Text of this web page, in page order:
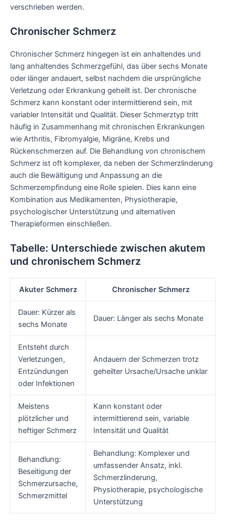
verschrieben werden.
Chronischer Schmerz
Chronischer Schmerz hingegen ist ein anhaltendes und
lang anhaltendes Schmerzgefühl, das über sechs Monate
oder länger andauert, selbst nachdem die ursprüngliche
Verletzung oder Erkrankung geheilt ist. Der chronische
Schmerz kann konstant oder intermittierend sein, mit
variabler Intensität und Qualität. Dieser Schmerztyp tritt
häufig in Zusammenhang mit chronischen Erkrankungen
wie Arthritis, Fibromyalgie, Migräne, Krebs und
Rückenschmerzen auf. Die Behandlung von chronischem
Schmerz ist oft komplexer, da neben der Schmerzlinderung
auch die Bewältigung und Anpassung an die
Schmerzempfindung eine Rolle spielen. Dies kann eine
Kombination aus Medikamenten, Physiotherapie,
psychologischer Unterstützung und alternativen
Therapieformen einschließen.
Tabelle: Unterschiede zwischen akutem
und chronischem Schmerz
Akuter Schmerz Chronischer Schmerz
Dauer: Kürzer als
sechs Monate
Dauer: Länger als sechs Monate
Entsteht durch
Verletzungen,
Entzündungen
oder Infektionen
Andauern der Schmerzen trotz
geheilter Ursache/Ursache unklar
Meistens
plötzlicher und
heftiger Schmerz
Kann konstant oder
intermittierend sein, variable
Intensität und Qualität
Behandlung:
Beseitigung der
Schmerzursache,
Schmerzmittel
Behandlung: Komplexer und
umfassender Ansatz, inkl.
Schmerzlinderung,
Physiotherapie, psychologische
Unterstützung